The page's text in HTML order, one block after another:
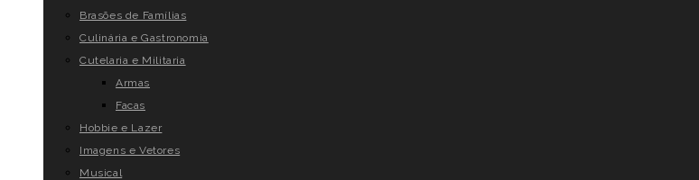
Brasões de Famílias
Culinária e Gastronomia
Cutelaria e Militaria
Armas
Facas
Hobbie e Lazer
Imagens e Vetores
Musical